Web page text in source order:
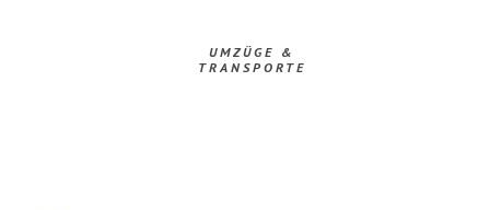
UMZÜGE &
TRANSPORTE